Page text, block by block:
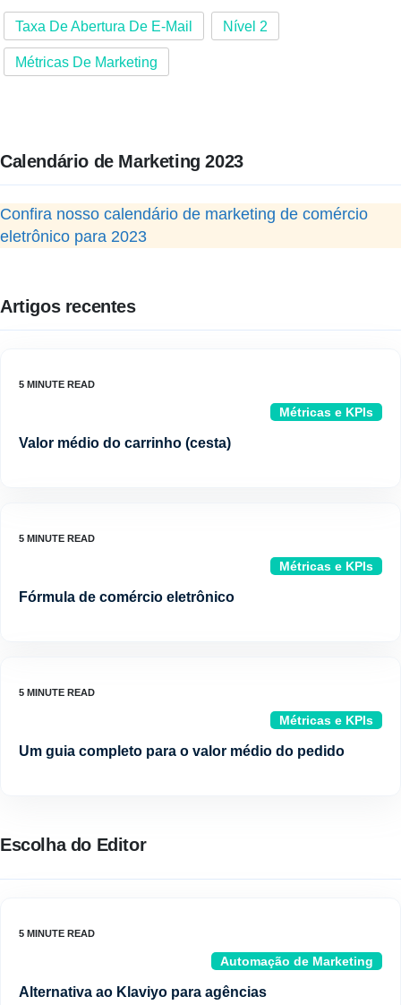
Taxa De Abertura De E-Mail Nível 2
Métricas De Marketing
Calendário de Marketing 2023
Confira nosso calendário de marketing de comércio
eletrônico para 2023
Artigos recentes
Métricas e KPIs
Valor médio do carrinho (cesta)
Métricas e KPIs
Fórmula de comércio eletrônico
Métricas e KPIs
Um guia completo para o valor médio do pedido
Escolha do Editor
Automação de Marketing
Alternativa ao Klaviyo para agências